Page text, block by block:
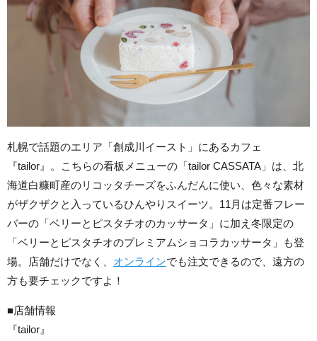
札幌で話題のエリア「創成川イースト」にあるカフェ
『tailor』。こちらの看板メニューの「tailor CASSATA」は、北
海道白糠町産のリコッタチーズをふんだんに使い、色々な素材
がザクザクと入っているひんやりスイーツ。11月は定番フレー
バーの「ベリーとピスタチオのカッサータ」に加え冬限定の
「ベリーとピスタチオのプレミアムショコラカッサータ」も登
場。
店舗だけでなく、 オンラインでも注文できるので、遠方の
方も要チェックですよ！
■店舗情報
『tailor』